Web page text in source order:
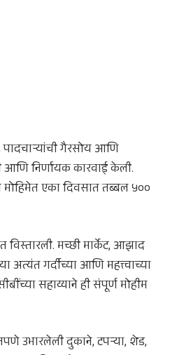
गैरसोय आणि
आणि निर्णायक कारवाई केली.
मोहिमेत एका दिवसात तब्बल ५००
विस्तारली. मच्छी मार्केट, आझाद
अत्यंत गर्दीच्या आणि महत्त्वाच्या
सहाय्याने ही संपूर्ण मोहीम
उभारलेली दुकाने, टपऱ्या, शेड,